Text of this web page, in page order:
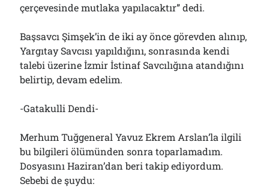
çerçevesinde mutlaka yapılacaktır” dedi.
Başsavcı Şimşek’in de iki ay önce görevden alınıp,
Yargıtay Savcısı yapıldığını, sonrasında kendi
talebi üzerine İzmir İstinaf Savcılığına atandığını
belirtip, devam edelim.
-Gatakulli Dendi-
Merhum Tuğgeneral Yavuz Ekrem Arslan’la ilgili
bu bilgileri ölümünden sonra toparlamadım.
Dosyasını Haziran’dan beri takip ediyordum.
Sebebi de şuydu: